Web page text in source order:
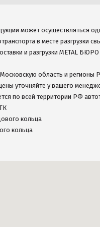
может осуществляться
в месте разгрузки
и разгрузки METAL
область и
уточняйте у вашего
по всей территории РФ
кольца
кольца